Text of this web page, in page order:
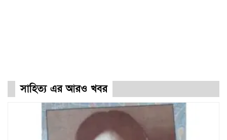
সাহিত্য এর আরও খবর